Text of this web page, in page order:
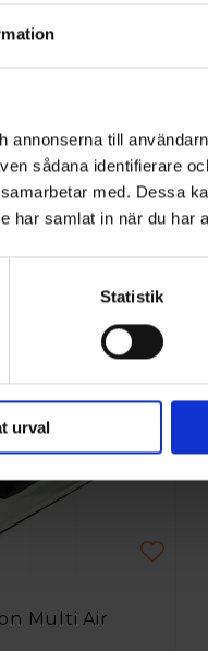
till
sådana identifierare
med. Dessa
har samlat in när du har
Statistik
urval
produkter
Multi Air